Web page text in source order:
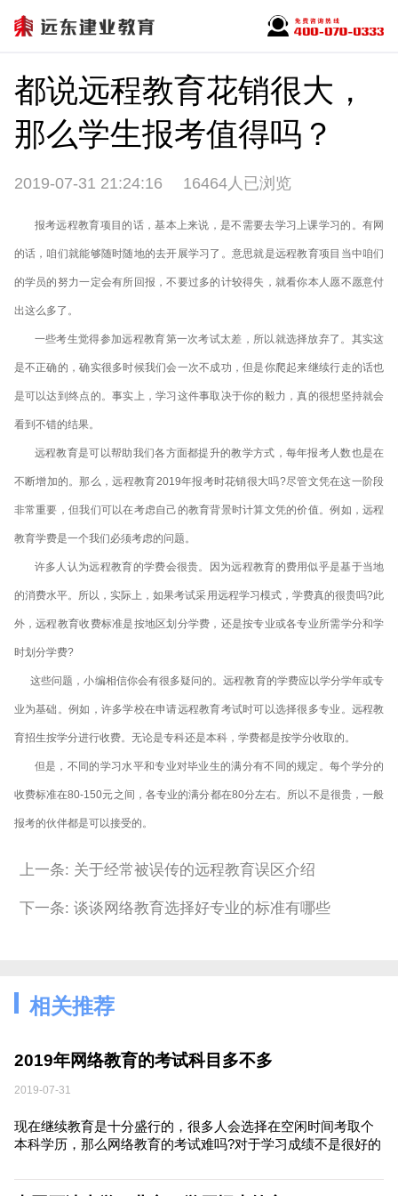
都说远程教育花销很大，
那么学生报考值得吗？
2019-07-31 21:24:16 16464人已浏览
报考远程教育项目的话，基本上来说，是不需要去学习上课学习的。有网
的话，咱们就能够随时随地的去开展学习了。意思就是远程教育项目当中咱们
的学员的努力一定会有所回报，不要过多的计较得失，就看你本人愿不愿意付
出这么多了。
一些考生觉得参加远程教育第一次考试太差，所以就选择放弃了。其实这
是不正确的，确实很多时候我们会一次不成功，但是你爬起来继续行走的话也
是可以达到终点的。事实上，学习这件事取决于你的毅力，真的很想坚持就会
看到不错的结果。
远程教育是可以帮助我们各方面都提升的教学方式，每年报考人数也是在
不断增加的。那么，远程教育2019年报考时花销很大吗?尽管文凭在这一阶段
非常重要，但我们可以在考虑自己的教育背景时计算文凭的价值。例如，远程
教育学费是一个我们必须考虑的问题。
许多人认为远程教育的学费会很贵。因为远程教育的费用似乎是基于当地
的消费水平。所以，实际上，如果考试采用远程学习模式，学费真的很贵吗?此
外，远程教育收费标准是按地区划分学费，还是按专业或各专业所需学分和学
时划分学费?
这些问题，小编相信你会有很多疑问的。远程教育的学费应以学分学年或专
业为基础。例如，许多学校在申请远程教育考试时可以选择很多专业。远程教
育招生按学分进行收费。无论是专科还是本科，学费都是按学分收取的。
但是，不同的学习水平和专业对毕业生的满分有不同的规定。每个学分的
收费标准在80-150元之间，各专业的满分都在80分左右。所以不是很贵，一般
报考的伙伴都是可以接受的。
上一条: 关于经常被误传的远程教育误区介绍
下一条: 谈谈网络教育选择好专业的标准有哪些
相关推荐
2019年网络教育的考试科目多不多
2019-07-31
现在继续教育是十分盛行的，很多人会选择在空闲时间考取个
本科学历，那么网络教育的考试难吗?对于学习成绩不是很好的
是几种提升学历方式中比较简单的一种，要想通过考试获得网